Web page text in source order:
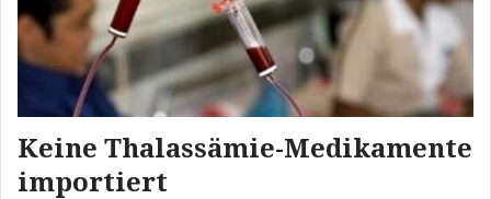
Keine Thalassämie-Medikamente
importiert